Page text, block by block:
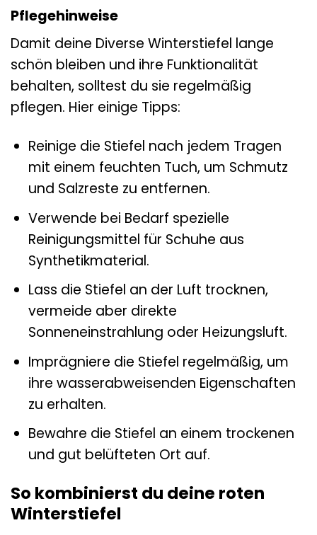
Pflegehinweise
Damit deine Diverse Winterstiefel lange
schön bleiben und ihre Funktionalität
behalten, solltest du sie regelmäßig
pflegen. Hier einige Tipps:
Reinige die Stiefel nach jedem Tragen
mit einem feuchten Tuch, um Schmutz
und Salzreste zu entfernen.
Verwende bei Bedarf spezielle
Reinigungsmittel für Schuhe aus
Synthetikmaterial.
Lass die Stiefel an der Luft trocknen,
vermeide aber direkte
Sonneneinstrahlung oder Heizungsluft.
Imprägniere die Stiefel regelmäßig, um
ihre wasserabweisenden Eigenschaften
zu erhalten.
Bewahre die Stiefel an einem trockenen
und gut belüfteten Ort auf.
So kombinierst du deine roten
Winterstiefel